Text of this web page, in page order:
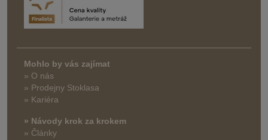
Mohlo by vás zajímat
» O nás
» Prodejny Stoklasa
» Kariéra
» Návody krok za krokem
» Články